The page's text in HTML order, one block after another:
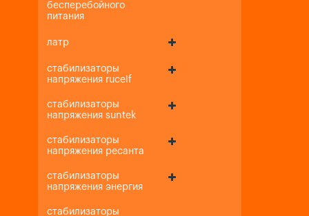
бесперебойного
питания
латр
стабилизаторы
напряжения rucelf
стабилизаторы
напряжения suntek
стабилизаторы
напряжения ресанта
стабилизаторы
напряжения энергия
стабилизаторы